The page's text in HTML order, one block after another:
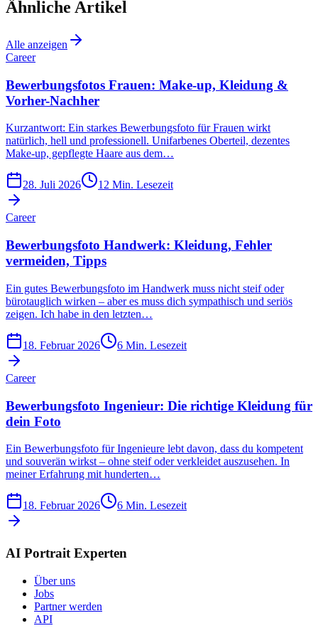
Ähnliche Artikel
Alle anzeigen
Career
Bewerbungsfotos Frauen: Make-up, Kleidung &
Vorher-Nachher
Kurzantwort: Ein starkes Bewerbungsfoto für Frauen wirkt
natürlich, hell und professionell. Unifarbenes Oberteil, dezentes
Make-up, gepflegte Haare aus dem…
28. Juli 2026 12 Min. Lesezeit
Career
Bewerbungsfoto Handwerk: Kleidung, Fehler
vermeiden, Tipps
Ein gutes Bewerbungsfoto im Handwerk muss nicht steif oder
bürotauglich wirken – aber es muss dich sympathisch und seriös
zeigen. Ich habe in den letzten…
18. Februar 2026 6 Min. Lesezeit
Career
Bewerbungsfoto Ingenieur: Die richtige Kleidung für
dein Foto
Ein Bewerbungsfoto für Ingenieure lebt davon, dass du kompetent
und souverän wirkst – ohne steif oder verkleidet auszusehen. In
meiner Erfahrung mit hunderten…
18. Februar 2026 6 Min. Lesezeit
AI Portrait Experten
Über uns
Jobs
Partner werden
API